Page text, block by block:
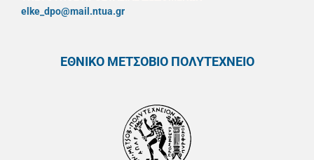
elke_dpo@mail.ntua.gr
ΕΘΝΙΚΟ ΜΕΤΣΟΒΙΟ ΠΟΛΥΤΕΧΝΕΙΟ